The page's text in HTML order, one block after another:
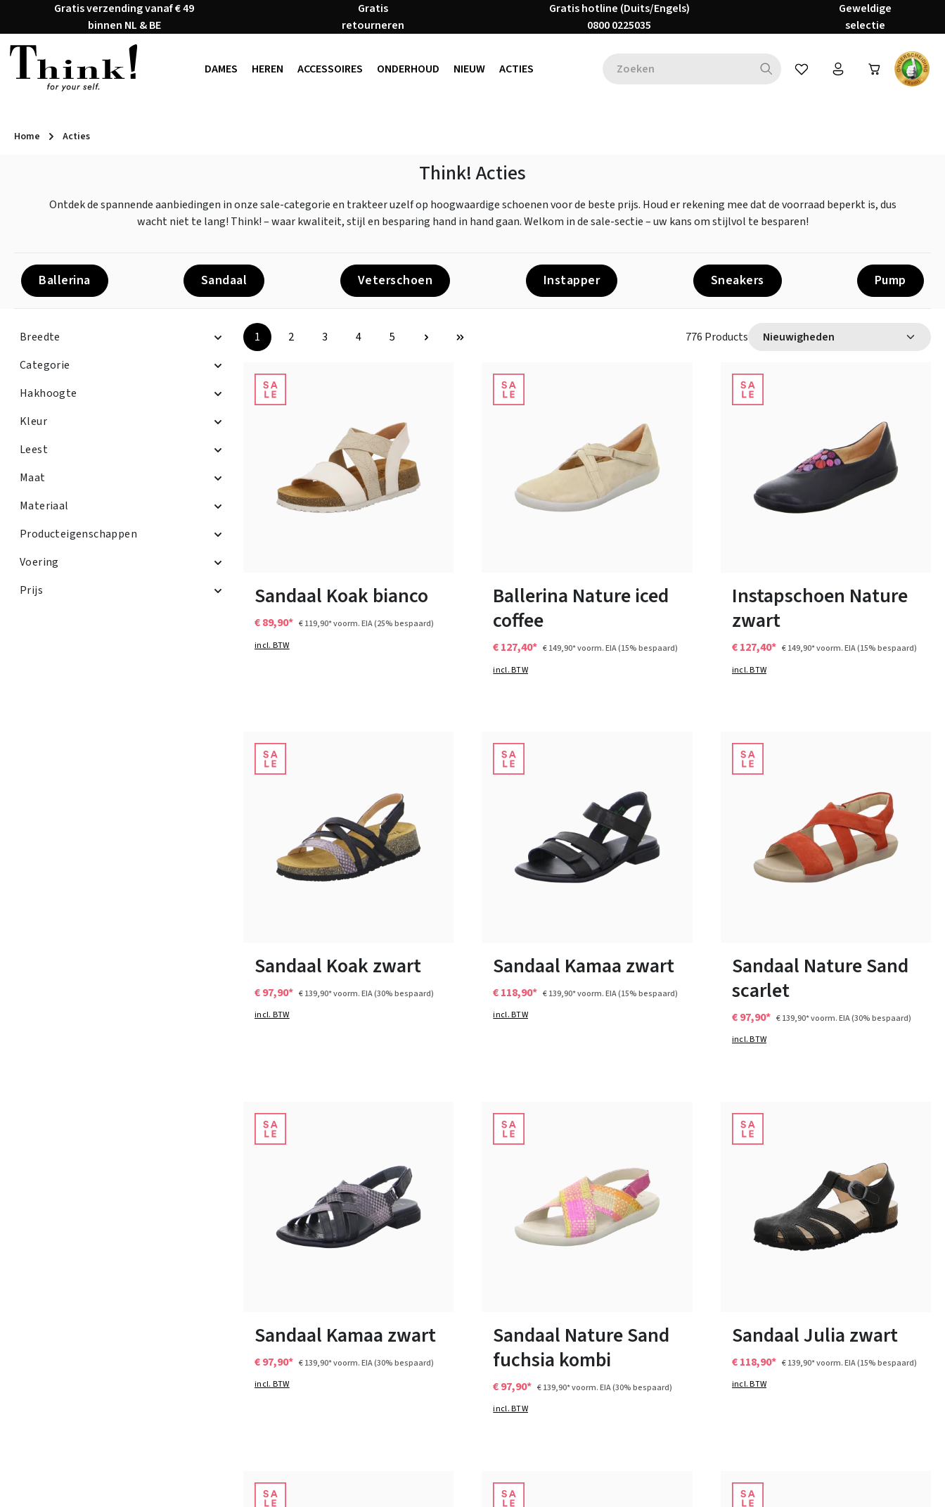
de hoofdinhoud
Ga naar de zoekopdracht
Ga naar de hoofdnavigatie
Gratis verzending vanaf € 49
binnen NL & BE
Gratis
retourneren
Gratis hotline (Duits/Engels)
0800 0225035
Geweldige
selectie
DAMES HEREN ACCESSOIRES ONDERHOUD NIEUW ACTIES Je hebt 0 items op je
Home Acties
Think! Acties
Ontdek de spannende aanbiedingen in onze sale-categorie en trakteer uzelf op hoogwaardige schoenen voor de beste prijs. Houd er rekening mee dat de voorraad beperkt is, dus
wacht niet te lang! Think! – waar kwaliteit, stijl en besparing hand in hand gaan. Welkom in de sale-sectie – uw kans om stijlvol te besparen!
Ballerina Sandaal Veterschoen Instapper Sneakers Pump
Breedte
Categorie
Hakhoogte
Kleur
Leest
Maat
Materiaal
Producteigenschappen
Voering
Prijs
Pagina
1 Pagina
2 Pagina
3 Pagina
4 Pagina
5 776 Products
Sandaal Koak bianco
€ 89,90* € 119,90*voorm. EIA(25% bespaard)
incl. BTW
Ballerina Nature iced
coffee
€ 127,40* € 149,90*voorm. EIA(15% bespaard)
incl. BTW
Instapschoen Nature
zwart
€ 127,40* € 149,90*voorm. EIA(15% bespaard)
incl. BTW
Sandaal Koak zwart
€ 97,90* € 139,90*voorm. EIA(30% bespaard)
incl. BTW
Sandaal Kamaa zwart
€ 118,90* € 139,90*voorm. EIA(15% bespaard)
incl. BTW
Sandaal Nature Sand
scarlet
€ 97,90* € 139,90*voorm. EIA(30% bespaard)
incl. BTW
Sandaal Kamaa zwart
€ 97,90* € 139,90*voorm. EIA(30% bespaard)
incl. BTW
Sandaal Nature Sand
fuchsia kombi
€ 97,90* € 139,90*voorm. EIA(30% bespaard)
incl. BTW
Sandaal Julia zwart
€ 118,90* € 139,90*voorm. EIA(15% bespaard)
incl. BTW